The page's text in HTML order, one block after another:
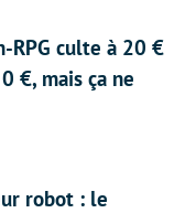
RPG culte à 20 €
€, mais ça ne
robot : le